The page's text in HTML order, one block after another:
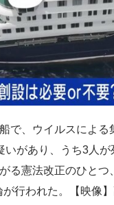
で、ウイルスによ
いがあり、うち3人
る憲法改正のひと
行われた。【映像